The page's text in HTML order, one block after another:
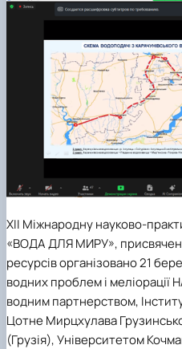
ХІІ Міжнародну науково-
«ВОДА ДЛЯ МИРУ»,
ресурсів організовано 21
водних проблем і меліорації
водним партнерством,
Цотне Мирцхулава
(Грузія), Університетом